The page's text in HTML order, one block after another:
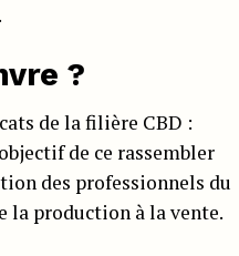
.
?
de la filière CBD :
de ce rassembler
des professionnels du
la production à la vente.